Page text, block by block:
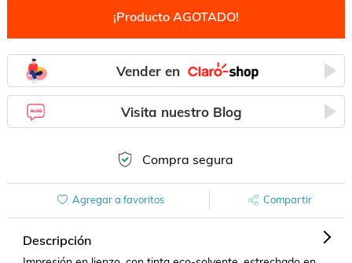
¡Producto AGOTADO!
Vender en
Visita nuestro Blog
Compra segura
Agregar a favoritos Compartir
Descripción